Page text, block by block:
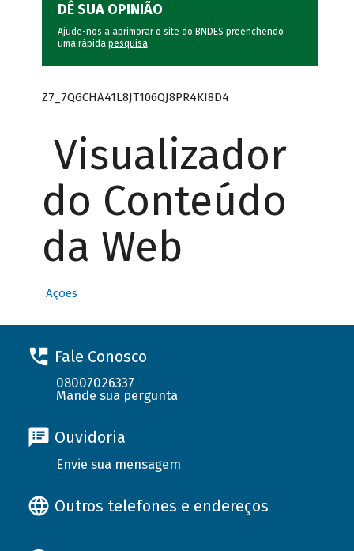
DÊ SUA OPINIÃO
Ajude-nos a aprimorar o site do BNDES preenchendo
uma rápida pesquisa.
Z7_7QGCHA41L8JT106QJ8PR4KI8D4
Visualizador
do Conteúdo
da Web
Ações
Fale Conosco
08007026337
Mande sua pergunta
Ouvidoria
Envie sua mensagem
Outros telefones e endereços